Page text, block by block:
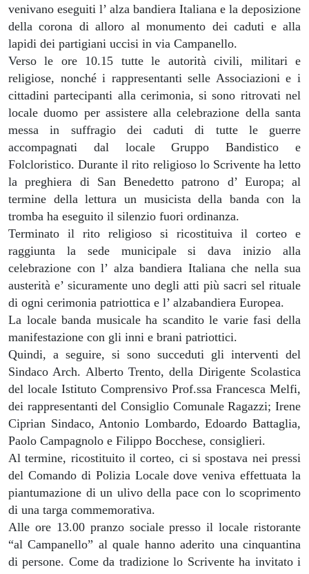
venivano eseguiti l’ alza bandiera Italiana e la deposizione
della corona di alloro al monumento dei caduti e alla
lapidi dei partigiani uccisi in via Campanello.
Verso le ore 10.15 tutte le autorità civili, militari e
religiose, nonché i rappresentanti selle Associazioni e i
cittadini partecipanti alla cerimonia, si sono ritrovati nel
locale duomo per assistere alla celebrazione della santa
messa in suffragio dei caduti di tutte le guerre
accompagnati dal locale Gruppo Bandistico e
Folcloristico. Durante il rito religioso lo Scrivente ha letto
la preghiera di San Benedetto patrono d’ Europa; al
termine della lettura un musicista della banda con la
tromba ha eseguito il silenzio fuori ordinanza.
Terminato il rito religioso si ricostituiva il corteo e
raggiunta la sede municipale si dava inizio alla
celebrazione con l’ alza bandiera Italiana che nella sua
austerità e’ sicuramente uno degli atti più sacri sel rituale
di ogni cerimonia patriottica e l’ alzabandiera Europea.
La locale banda musicale ha scandito le varie fasi della
manifestazione con gli inni e brani patriottici.
Quindi, a seguire, si sono succeduti gli interventi del
Sindaco Arch. Alberto Trento, della Dirigente Scolastica
del locale Istituto Comprensivo Prof.ssa Francesca Melfi,
dei rappresentanti del Consiglio Comunale Ragazzi; Irene
Ciprian Sindaco, Antonio Lombardo, Edoardo Battaglia,
Paolo Campagnolo e Filippo Bocchese, consiglieri.
Al termine, ricostituito il corteo, ci si spostava nei pressi
del Comando di Polizia Locale dove veniva effettuata la
piantumazione di un ulivo della pace con lo scoprimento
di una targa commemorativa.
Alle ore 13.00 pranzo sociale presso il locale ristorante
“al Campanello” al quale hanno aderito una cinquantina
di persone. Come da tradizione lo Scrivente ha invitato i